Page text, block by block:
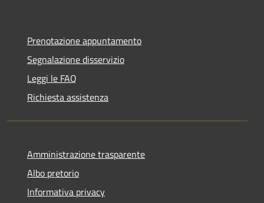
Prenotazione appuntamento
Segnalazione disservizio
Leggi le FAQ
Richiesta assistenza
Amministrazione trasparente
Albo pretorio
Informativa privacy